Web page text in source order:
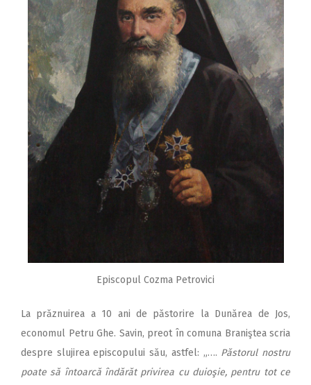
Episcopul Cozma Petrovici
La prăznuirea a 10 ani de păstorire la Dunărea de Jos,
economul Petru Ghe. Savin, preot în comuna Braniştea scria
despre slujirea episcopului său, astfel: „…. Păstorul nostru
poate să întoarcă îndărăt privirea cu duioşie, pentru tot ce